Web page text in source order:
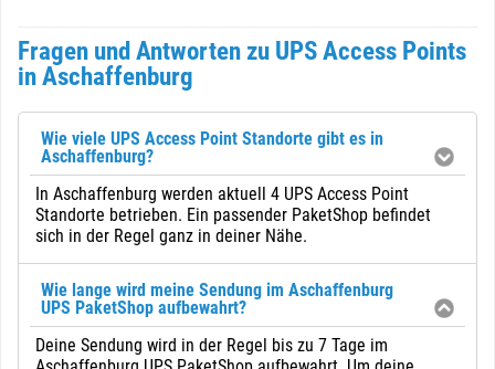
Fragen und Antworten zu UPS Access Points
in Aschaffenburg
Wie viele UPS Access Point Standorte gibt es in
Aschaffenburg?
In Aschaffenburg werden aktuell 4 UPS Access Point
Standorte betrieben. Ein passender PaketShop befindet
sich in der Regel ganz in deiner Nähe.
Wie lange wird meine Sendung im Aschaffenburg
UPS PaketShop aufbewahrt?
Deine Sendung wird in der Regel bis zu 7 Tage im